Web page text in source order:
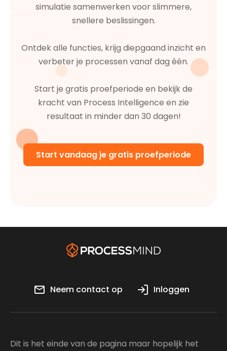
simulatie samenwerken voor slimmere,
snellere beslissingen.
Ontdek alle functies, krijg diepgaand inzicht en
verbeter je processen vanaf dag één.
Start je gratis proefperiode en bekijk de
kracht van Process Intelligence en zie
resultaat in minder dan 30 dagen!
Start vandaag je gratis proefperiode
Neem contact op Inloggen
Dit is het einde van de pagina maar hopelijk het